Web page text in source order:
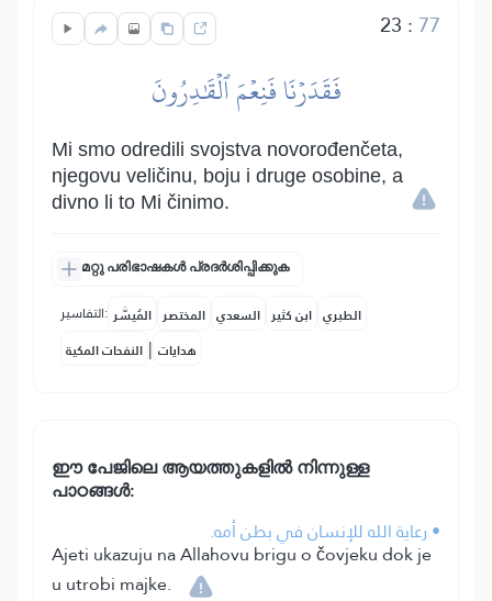
23 : 77
فَقَدَرۡنَا فَنِعۡمَ ٱلۡقَٰدِرُونَ
Mi smo odredili svojstva novorođenčeta,
njegovu veličinu, boju i druge osobine, a
divno li to Mi činimo.
മറ്റു പരിഭാഷകൾ പ്രദർശിപ്പിക്കുക
التفاسير: المُيسَّر المختصر السعدي ابن كثير الطبري
النفحات المكية | هدايات
ഈ പേജിലെ ആയത്തുകളിൽ നിന്നുള്ള
പാഠങ്ങൾ:
• رعاية الله للإنسان في بطن أمه.
Ajeti ukazuju na Allahovu brigu o čovjeku dok je
u utrobi majke.